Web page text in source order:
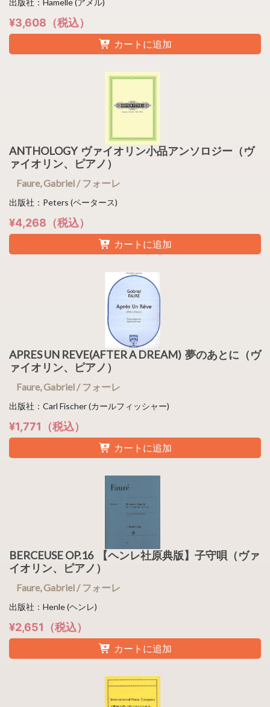
出版社：Hamelle (アメル)
¥3,608（税込）
カートに追加
ANTHOLOGY ヴァイオリン小品アンソロジー（ヴ
ァイオリン、ピアノ）
Faure, Gabriel / フォーレ
出版社：Peters (ペータース)
¥4,268（税込）
カートに追加
APRES UN REVE(AFTER A DREAM) 夢のあとに（ヴ
ァイオリン、ピアノ）
Faure, Gabriel / フォーレ
出版社：Carl Fischer (カールフィッシャー)
¥1,771（税込）
カートに追加
BERCEUSE OP.16 【ヘンレ社原典版】子守唄（ヴァ
イオリン、ピアノ）
Faure, Gabriel / フォーレ
出版社：Henle (ヘンレ)
¥2,651（税込）
カートに追加